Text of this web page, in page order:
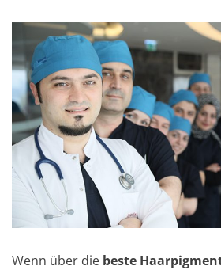
Wenn über die beste